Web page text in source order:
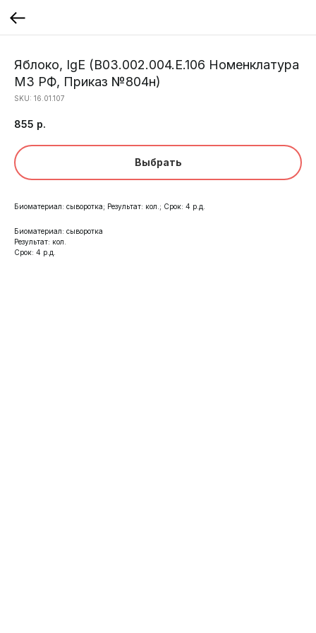
Яблоко, IgE (B03.002.004.Е.106 Номенклатура
МЗ РФ, Приказ №804н)
SKU: 16.01.107
855 р.
Выбрать
Биоматериал: сыворотка; Результат: кол.; Срок: 4 р.д.
Биоматериал: сыворотка
Результат: кол.
Срок: 4 р.д.